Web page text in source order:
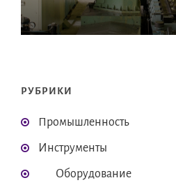
РУБРИКИ
Промышленность
Инструменты
Оборудование